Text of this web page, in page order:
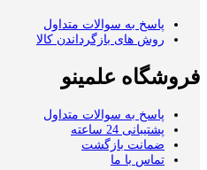
پاسخ به سوالات متداول
روش های بازگرداندن کالا
فروشگاه علمینو
پاسخ به سوالات متداول
پشتیبانی 24 ساعته
ضمانت بازگشت
تماس با ما